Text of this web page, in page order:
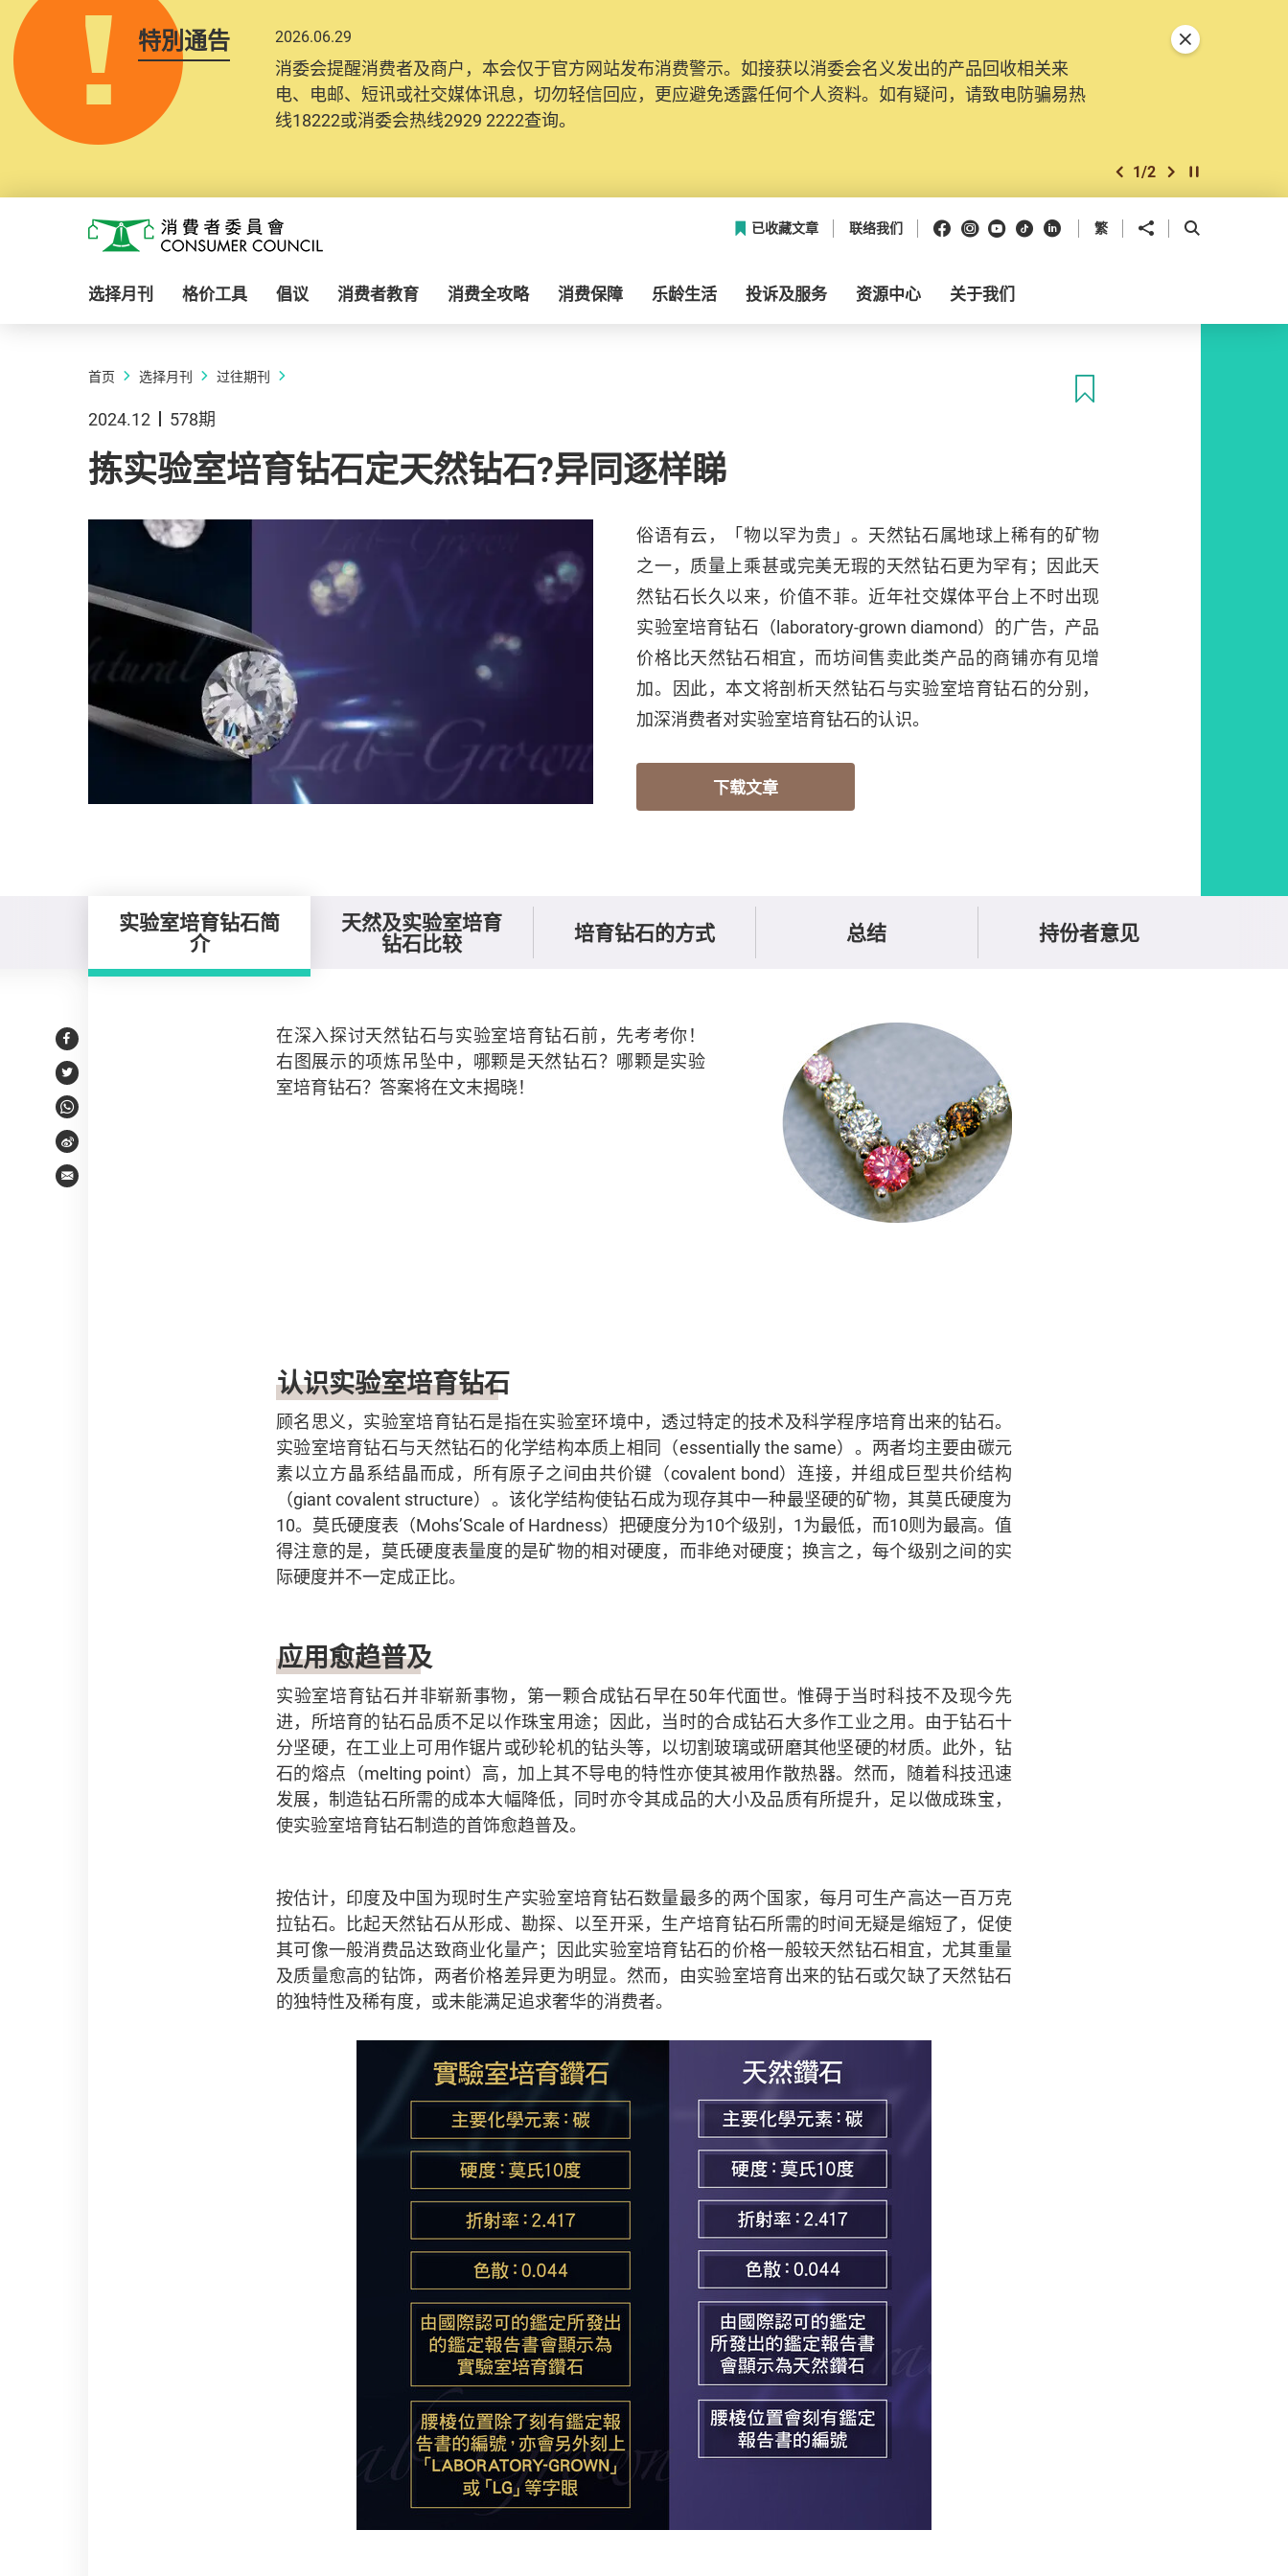
特別通告 2026.06.29
消委会提醒消费者及商户，本会仅于官方网站发布消费警示。如接获以消委会名义发出的产品回收相关来
电、电邮、短讯或社交媒体讯息，切勿轻信回应，更应避免透露任何个人资料。如有疑问，请致电防骗易热
线18222或消委会热线2929 2222查询。
上一个
1/2 下一个开始/暂停幻灯
关闭特別通告
消费者委员会
已收藏文章 联络我们 Facebook
Instagram
Youtube
抖音领英 繁 分享到 开启搜寻框
选择月刊 格价工具 倡议 消费者教育 消费全攻略 消费保障 乐龄生活 投诉及服务 资源中心 关于我们
首页 选择月刊 过往期刊
2024.12 578期
拣实验室培育钻石定天然钻石?异同逐样睇
俗语有云，「物以罕为贵」。天然钻石属地球上稀有的矿物
之一，质量上乘甚或完美无瑕的天然钻石更为罕有；因此天
然钻石长久以来，价值不菲。近年社交媒体平台上不时出现
实验室培育钻石（laboratory-grown diamond）的广告，产品
价格比天然钻石相宜，而坊间售卖此类产品的商铺亦有见增
加。因此，本文将剖析天然钻石与实验室培育钻石的分别，
加深消费者对实验室培育钻石的认识。
下载文章
实验室培育钻石简
介
天然及实验室培育
钻石比较 培育钻石的方式 总结 持份者意见
Facebook
Twitter
WhatsApp
Weibo
Email
实验室培育钻石简介
在深入探讨天然钻石与实验室培育钻石前，先考考你！
右图展示的项炼吊坠中，哪颗是天然钻石？哪颗是实验
室培育钻石？答案将在文末揭晓！
认识实验室培育钻石
顾名思义，实验室培育钻石是指在实验室环境中，透过特定的技术及科学程序培育出来的钻石。
实验室培育钻石与天然钻石的化学结构本质上相同（essentially the same）。两者均主要由碳元
素以立方晶系结晶而成，所有原子之间由共价键（covalent bond）连接，并组成巨型共价结构
（giant covalent structure）。该化学结构使钻石成为现存其中一种最坚硬的矿物，其莫氏硬度为
10。莫氏硬度表（Mohs’Scale of Hardness）把硬度分为10个级别，1为最低，而10则为最高。值
得注意的是，莫氏硬度表量度的是矿物的相对硬度，而非绝对硬度；换言之，每个级别之间的实
际硬度并不一定成正比。
应用愈趋普及
实验室培育钻石并非崭新事物，第一颗合成钻石早在50年代面世。惟碍于当时科技不及现今先
进，所培育的钻石品质不足以作珠宝用途；因此，当时的合成钻石大多作工业之用。由于钻石十
分坚硬，在工业上可用作锯片或砂轮机的钻头等，以切割玻璃或研磨其他坚硬的材质。此外，钻
石的熔点（melting point）高，加上其不导电的特性亦使其被用作散热器。然而，随着科技迅速
发展，制造钻石所需的成本大幅降低，同时亦令其成品的大小及品质有所提升，足以做成珠宝，
使实验室培育钻石制造的首饰愈趋普及。
按估计，印度及中国为现时生产实验室培育钻石数量最多的两个国家，每月可生产高达一百万克
拉钻石。比起天然钻石从形成、勘探、以至开采，生产培育钻石所需的时间无疑是缩短了，促使
其可像一般消费品达致商业化量产；因此实验室培育钻石的价格一般较天然钻石相宜，尤其重量
及质量愈高的钻饰，两者价格差异更为明显。然而，由实验室培育出来的钻石或欠缺了天然钻石
的独特性及稀有度，或未能满足追求奢华的消费者。